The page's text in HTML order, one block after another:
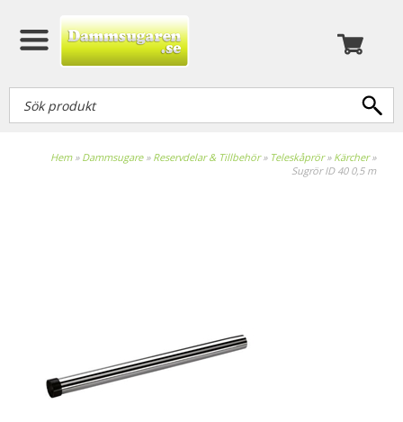
Hem» Dammsugare» Reservdelar & Tillbehör» Teleskåprör» Kärcher»
Sugrör ID 40 0,5 m